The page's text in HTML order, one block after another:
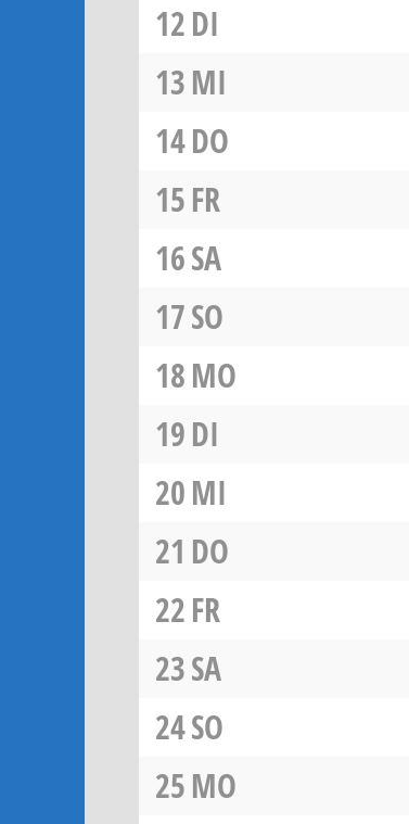
12DI
13MI
14DO
15FR
16SA
17SO
18MO
19DI
20MI
21 DO
22FR
23SA
24SO
25MO